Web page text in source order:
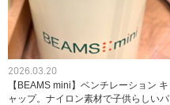
2026.03.20
【BEAMS mini】ベンチレーション キ
ャップ。ナイロン素材で子供らしいパ